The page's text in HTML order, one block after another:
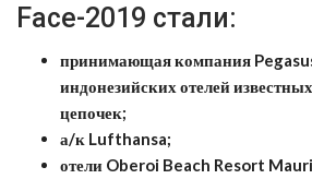
Face-2019 стали:
принимающая компания
индонезийских отелей
цепочек;
а/к Lufthansa;
отели Oberoi Beach Resort